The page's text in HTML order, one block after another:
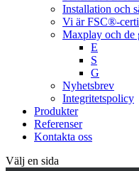
Installation och
Vi är FSC®-
Maxplay och de
E
S
G
Nyhetsbrev
Integritetspolicy
Produkter
Referenser
Kontakta oss
Välj en sida